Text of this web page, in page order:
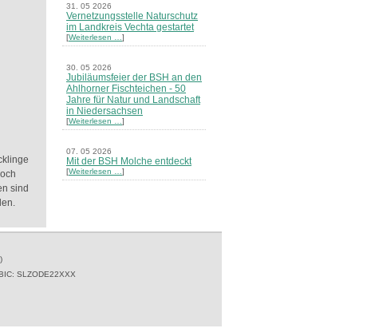
sind
31. 05 2026
Vernetzungsstelle Naturschutz
im Landkreis Vechta gestartet
[Weiterlesen … ]
30. 05 2026
Jubiläumsfeier der BSH an den
Ahlhorner Fischteichen - 50
Jahre für Natur und Landschaft
in Niedersachsen
[Weiterlesen … ]
07. 05 2026
Mit der BSH Molche entdeckt
[Weiterlesen … ]
[Weiterlesen …]
Informationsveranstaltung zu
SLZODE22XXX